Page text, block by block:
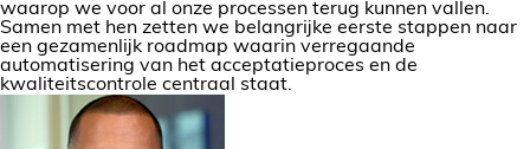
waarop we voor al onze processen terug kunnen vallen.
Samen met hen zetten we belangrijke eerste stappen naar
een gezamenlijk roadmap waarin verregaande
automatisering van het acceptatieproces en de
kwaliteitscontrole centraal staat.